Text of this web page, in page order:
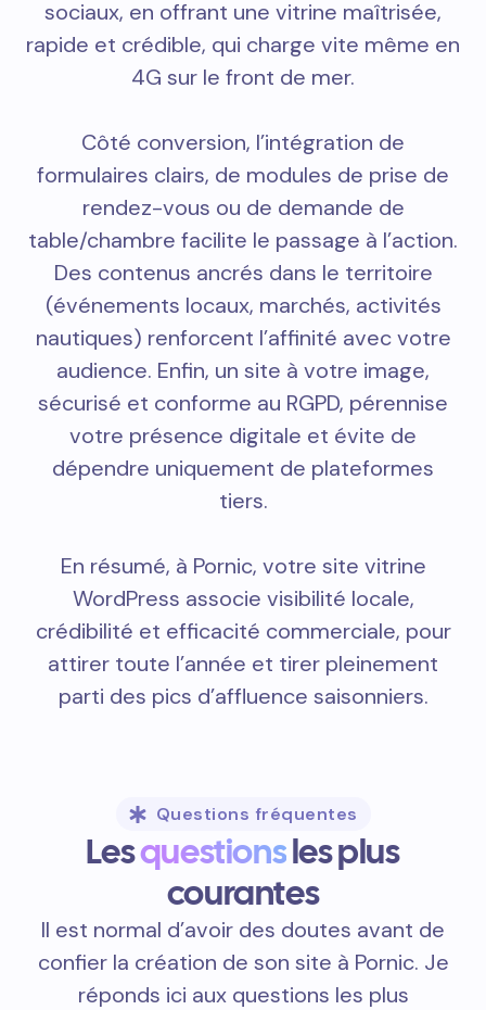
sociaux, en offrant une vitrine maîtrisée,
rapide et crédible, qui charge vite même en
4G sur le front de mer.
Côté conversion, l’intégration de
formulaires clairs, de modules de prise de
rendez-vous ou de demande de
table/chambre facilite le passage à l’action.
Des contenus ancrés dans le territoire
(événements locaux, marchés, activités
nautiques) renforcent l’affinité avec votre
audience. Enfin, un site à votre image,
sécurisé et conforme au RGPD, pérennise
votre présence digitale et évite de
dépendre uniquement de plateformes
tiers.
En résumé, à Pornic, votre site vitrine
WordPress associe visibilité locale,
crédibilité et efficacité commerciale, pour
attirer toute l’année et tirer pleinement
parti des pics d’affluence saisonniers.
Questions fréquentes
Lesquestionsles plus
courantes
Il est normal d’avoir des doutes avant de
confier la création de son site à Pornic. Je
réponds ici aux questions les plus